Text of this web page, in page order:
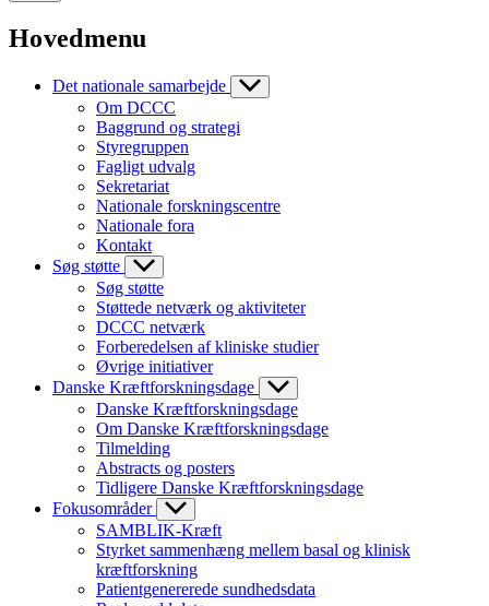
Hovedmenu
Det nationale samarbejde
Om DCCC
Baggrund og strategi
Styregruppen
Fagligt udvalg
Sekretariat
Nationale forskningscentre
Nationale fora
Kontakt
Søg støtte
Søg støtte
Støttede netværk og aktiviteter
DCCC netværk
Forberedelsen af kliniske studier
Øvrige initiativer
Danske Kræftforskningsdage
Danske Kræftforskningsdage
Om Danske Kræftforskningsdage
Tilmelding
Abstracts og posters
Tidligere Danske Kræftforskningsdage
Fokusområder
SAMBLIK-Kræft
Styrket sammenhæng mellem basal og klinisk
kræftforskning
Patientgenererede sundhedsdata